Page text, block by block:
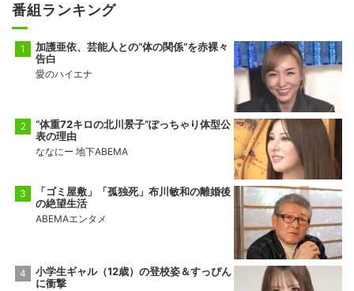
番組ランキング
加護亜依、芸能人との“体の関係”を赤裸々
告白
愛のハイエナ
“体重72キロの北川景子”ぽっちゃり体型公
表の理由
ななにー 地下ABEMA
「ゴミ屋敷」「孤独死」布川敏和の離婚後
の絶望生活
ABEMAエンタメ
小学生ギャル（12歳）の登校姿＆すっぴん
に衝撃